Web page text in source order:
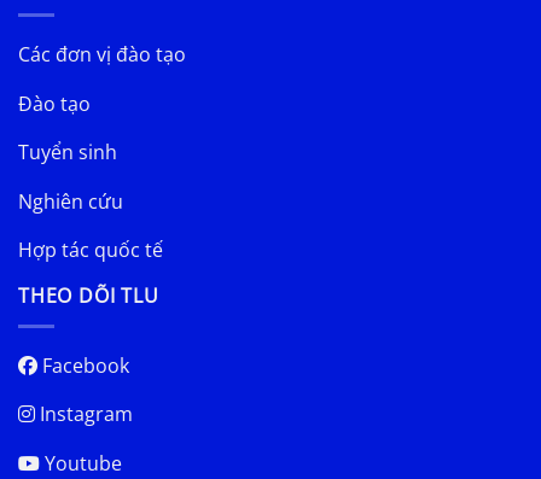
Các đơn vị đào tạo
Đào tạo
Tuyển sinh
Nghiên cứu
Hợp tác quốc tế
THEO DÕI TLU
Facebook
Instagram
Youtube